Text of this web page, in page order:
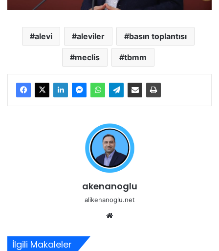
alevi aleviler basın toplantısı
meclis tbmm
akenanoglu
alikenanoglu.net
İlgili Makaleler